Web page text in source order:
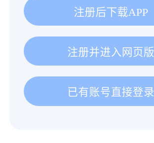
注册后下载APP
注册并进入网页版
已有账号直接登录